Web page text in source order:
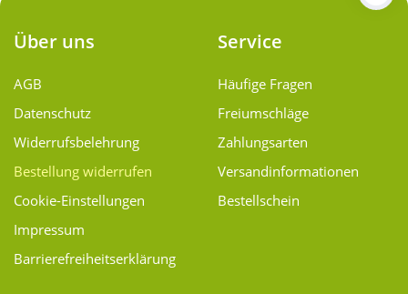
Über uns
AGB
Datenschutz
Widerrufsbelehrung
Bestellung widerrufen
Cookie-Einstellungen
Impressum
Barrierefreiheitserklärung
Service
Häufige Fragen
Freiumschläge
Zahlungsarten
Versand­informationen
Bestellschein